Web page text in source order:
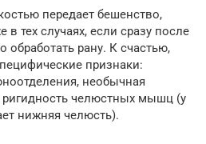
передает бешенство,
в тех случаях, если сразу после
обработать рану. К счастью,
признаки:
необычная
ригидность челюстных мышц (у
нижняя челюсть).